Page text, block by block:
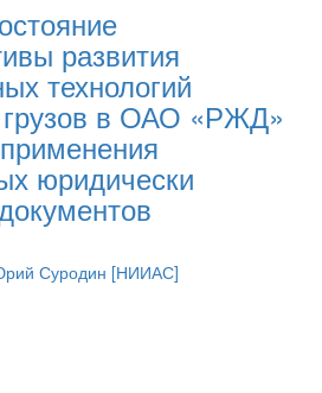
развития
технологий
грузов в ОАО «РЖД»
юридически
Суродин [НИИАС]